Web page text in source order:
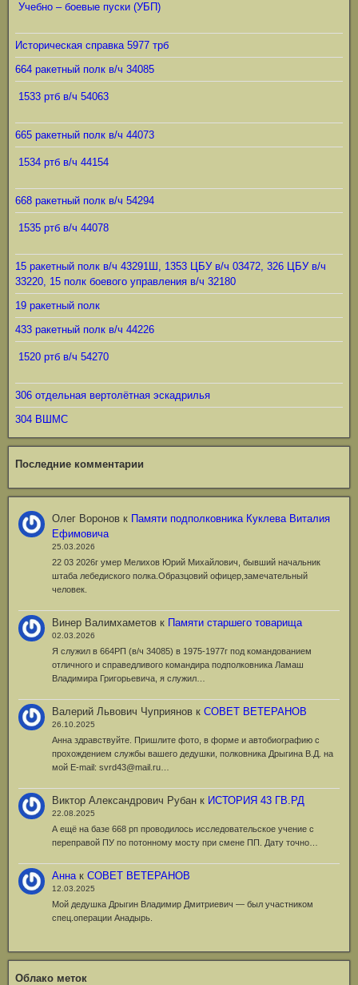
Учебно – боевые пуски (УБП)
Историческая справка 5977 трб
664 ракетный полк в/ч 34085
1533 ртб в/ч 54063
665 ракетный полк в/ч 44073
1534 ртб в/ч 44154
668 ракетный полк в/ч 54294
1535 ртб в/ч 44078
15 ракетный полк в/ч 43291Ш, 1353 ЦБУ в/ч 03472, 326 ЦБУ в/ч
33220, 15 полк боевого управления в/ч 32180
19 ракетный полк
433 ракетный полк в/ч 44226
1520 ртб в/ч 54270
306 отдельная вертолётная эскадрилья
304 ВШМС
Последние комментарии
Олег Воронов к Памяти подполковника Куклева Виталия
Ефимовича
25.03.2026
22 03 2026г умер Мелихов Юрий Михайлович, бывший начальник
штаба лебедиского полка.Образцовий офицер,замечательный
человек.
Винер Валимхаметов к Памяти старшего товарища
02.03.2026
Я служил в 664РП (в/ч 34085) в 1975-1977г под командованием
отличного и справедливого командира подполковника Ламаш
Владимира Григорьевича, я служил…
Валерий Львович Чуприянов кСОВЕТ ВЕТЕРАНОВ
26.10.2025
Анна здравствуйте. Пришлите фото, в форме и автобиографию с
прохождением службы вашего дедушки, полковника Дрыгина В.Д. на
мой Е-mail: svrd43@mail.ru…
Виктор Александрович Рубан к ИСТОРИЯ 43 ГВ.РД
22.08.2025
А ещё на базе 668 рп проводилось исследовательское учение с
переправой ПУ по потонному мосту при смене ПП. Дату точно…
АннакСОВЕТ ВЕТЕРАНОВ
12.03.2025
Мой дедушка Дрыгин Владимир Дмитриевич — был участником
спец.операции Анадырь.
Облако меток